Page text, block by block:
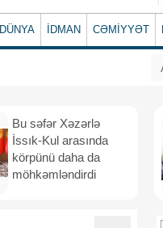
DÜNYA İDMAN CƏMİYYƏT
Bu səfər Xəzərlə
İssık-Kul arasında
körpünü daha da
möhkəmləndirdi